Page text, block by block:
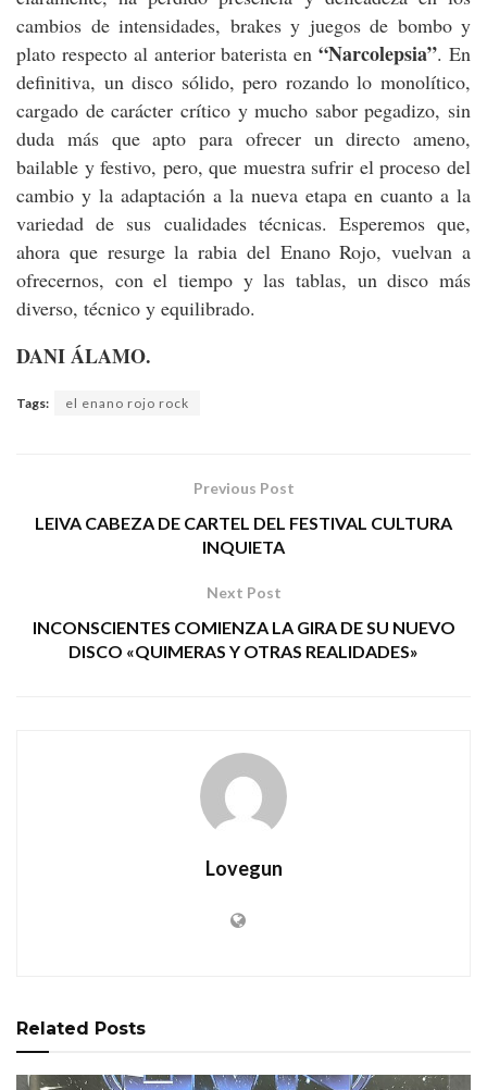
cambios de intensidades, brakes y juegos de bombo y
plato respecto al anterior baterista en“Narcolepsia”. En
definitiva, un disco sólido, pero rozando lo monolítico,
cargado de carácter crítico y mucho sabor pegadizo, sin
duda más que apto para ofrecer un directo ameno,
bailable y festivo, pero, que muestra sufrir el proceso del
cambio y la adaptación a la nueva etapa en cuanto a la
variedad de sus cualidades técnicas. Esperemos que,
ahora que resurge la rabia del Enano Rojo, vuelvan a
ofrecernos, con el tiempo y las tablas, un disco más
diverso, técnico y equilibrado.
DANI ÁLAMO.
Tags: el enano rojo rock
Previous Post
LEIVA CABEZA DE CARTEL DEL FESTIVAL CULTURA
INQUIETA
Next Post
INCONSCIENTES COMIENZA LA GIRA DE SU NUEVO
DISCO «QUIMERAS Y OTRAS REALIDADES»
Lovegun
Related Posts